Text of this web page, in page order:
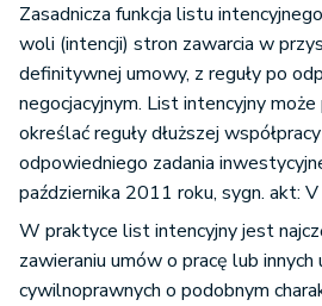
Zasadnicza funkcja listu
woli (intencji) stron zawarcia w
definitywnej umowy, z reguły po
negocjacyjnym. List intencyjny
określać reguły dłuższej
odpowiedniego zadania
października 2011 roku, sygn. akt:
W praktyce list intencyjny jest
zawieraniu umów o pracę lub innych
cywilnoprawnych o podobnym